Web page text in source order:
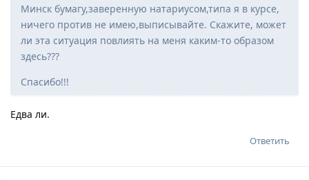
Минск бумагу,заверенную натариусом,типа я в курсе,
ничего против не имею,выписывайте. Скажите, может
ли эта ситуация повлиять на меня каким-то образом
здесь???
Спасибо!!!
Едва ли.
Ответить